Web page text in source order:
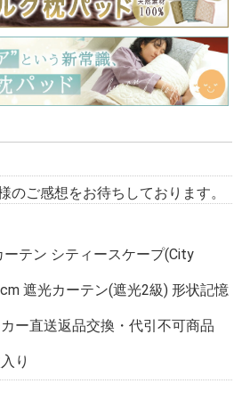
のご感想をお待ちしております。
テン シティースケープ(City
遮光カーテン(遮光2級) 形状記憶
ー直送返品交換・代引不可商品
り